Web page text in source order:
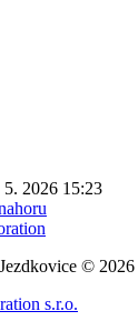
5. 2026 15:23
© 2026
s.r.o.